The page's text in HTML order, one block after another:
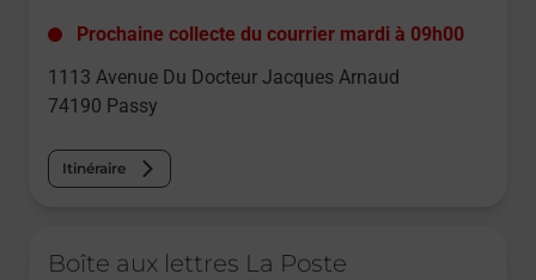
Prochaine collecte du courrier mardi à 09h00
1113 Avenue Du Docteur Jacques Arnaud
74190 Passy
Itinéraire
Boîte aux lettres La Poste